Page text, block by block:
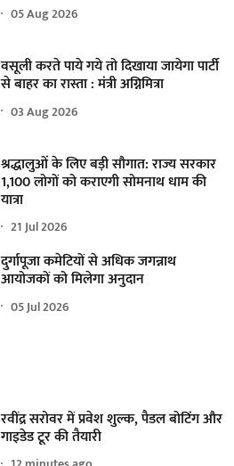
05 Aug 2026
वसूली करते पाये गये तो दिखाया जायेगा पार्टी
से बाहर का रास्ता : मंत्री अग्निमित्रा
03 Aug 2026
श्रद्धालुओं के लिए बड़ी सौगात: राज्य सरकार
1,100 लोगों को कराएगी सोमनाथ धाम की
यात्रा
21 Jul 2026
दुर्गापूजा कमेटियों से अधिक जगन्नाथ
आयोजकों को मिलेगा अनुदान
05 Jul 2026
रवींद्र सरोवर में प्रवेश शुल्क, पैडल बोटिंग और
गाइडेड टूर की तैयारी